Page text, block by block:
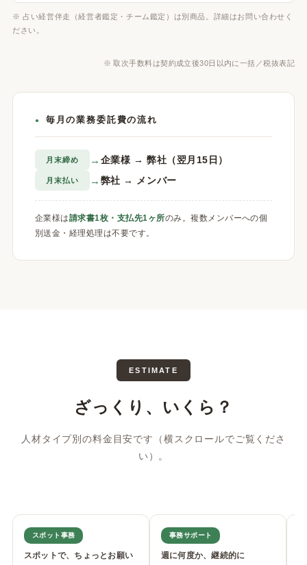
※ 占い経営伴走（経営者鑑定・チーム鑑定）は別商品。詳細はお問い合わせく
ださい。
※ 取次手数料は契約成立後30日以内に一括／税抜表記
毎月の業務委託費の流れ
月末締め → 企業様 → 弊社（翌月15日）
月末払い → 弊社 → メンバー
企業様は請求書1枚・支払先1ヶ所のみ。複数メンバーへの個
別送金・経理処理は不要です。
ESTIMATE
ざっくり、いくら？
人材タイプ別の料金目安です（横スクロールでご覧くださ
い）。
スポット事務
スポットで、ちょっとお願い
事務サポート
週に何度か、継続的に